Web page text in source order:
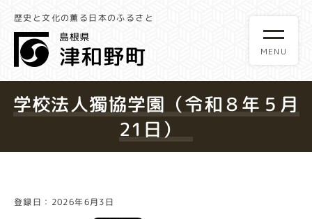
歴史と文化の薫る日本のふるさと
学校法人獨協学園（令和８年５月
21日）
登録日：2026年6月3日